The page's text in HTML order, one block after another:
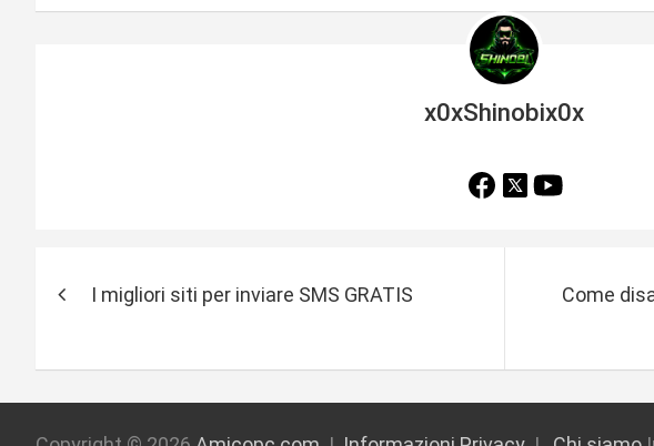
x0xShinobix0x
v
i
I migliori siti per inviare SMS GRATIS
Come